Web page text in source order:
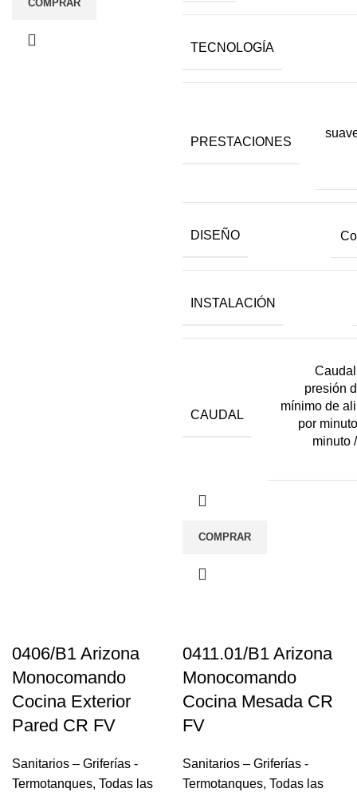
COMPRAR
TECNOLOGÍA
PRESTACIONES
DISEÑO
INSTALACIÓN
CAUDAL
presión
mínimo de
por
minuto
COMPRAR
0406/B1 Arizona
Monocomando
Cocina Exterior
Pared CR FV
Sanitarios – Griferías -
Termotanques, Todas las
0411.01/B1 Arizona
Monocomando
Cocina Mesada CR
FV
Sanitarios – Griferías -
Termotanques, Todas las